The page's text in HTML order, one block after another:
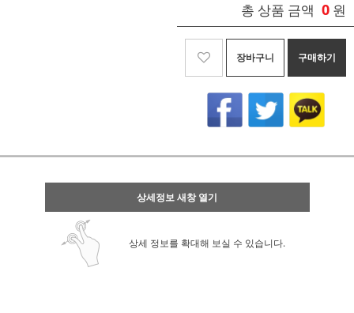
총 상품 금액 0 원
장바구니 구매하기
상세정보 새창 열기
상세 정보를 확대해 보실 수 있습니다.